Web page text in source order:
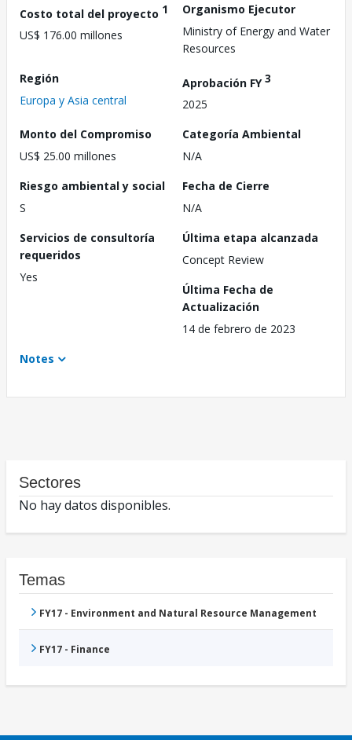
Costo total del proyecto 1
US$ 176.00 millones
Organismo Ejecutor
Ministry of Energy and Water
Resources
Región
Europa y Asia central
Aprobación FY3
2025
Monto del Compromiso
US$ 25.00 millones
Categoría Ambiental
N/A
Riesgo ambiental y social
S
Fecha de Cierre
N/A
Servicios de consultoría
requeridos
Yes
Última etapa alcanzada
Concept Review
Última Fecha de
Actualización
14 de febrero de 2023
Notes
Sectores
No hay datos disponibles.
Temas
FY17 - Environment and Natural Resource Management
FY17 - Finance